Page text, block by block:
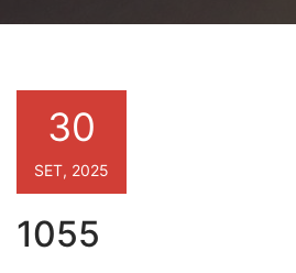
1055
30
SET, 2025